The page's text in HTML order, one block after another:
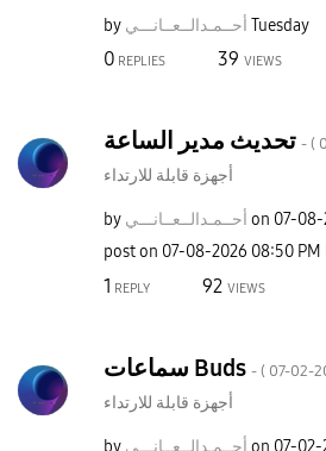
by أحــمـدالــعــانـــي Tuesday
0 REPLIES 39 VIEWS
تحديث مدير الساعة - (
أجهزة قابلة للارتداء
by أحــمـدالــعــانـــي on ‎07-08-
post on ‎07-08-2026 08:50 PM
1 REPLY 92 VIEWS
سماعات Buds - ( ‎07-02-
أجهزة قابلة للارتداء
by أحــمـدالــعــانـــي on ‎07-02-